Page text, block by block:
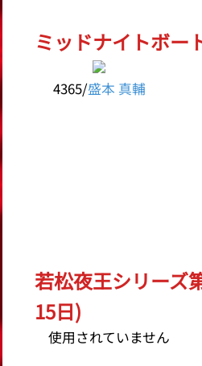
ミッドナイトボー
4365/盛本 真輔
若松夜王シリーズ
15日)
使用されていません